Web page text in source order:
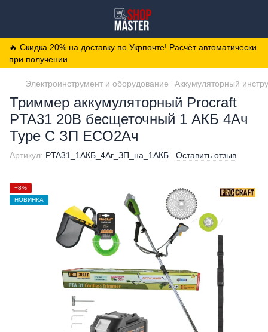
🔥 Скидка 20% на доставку по Укрпочте! Расчёт автоматически
при получении
Электроинструмент и оборудование Аккумуляторный
Триммер аккумуляторный Procraft
PTA31 20В бесщеточный 1 АКБ 4Ач
Type C ЗП ECO2Ач
Артикул: PTA31_1АКБ_4Аг_ЗП_на_1АКБ Оставить отзыв
−8%
НОВИНКА